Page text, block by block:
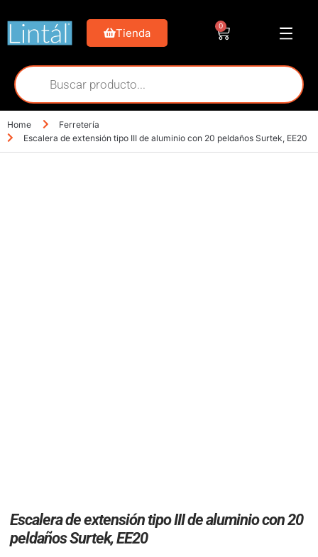
Tienda
0
Home
Ferretería
Escalera de extensión tipo III de aluminio con 20 peldaños Surtek, EE20
Escalera de extensión tipo III de aluminio con 20
peldaños Surtek, EE20